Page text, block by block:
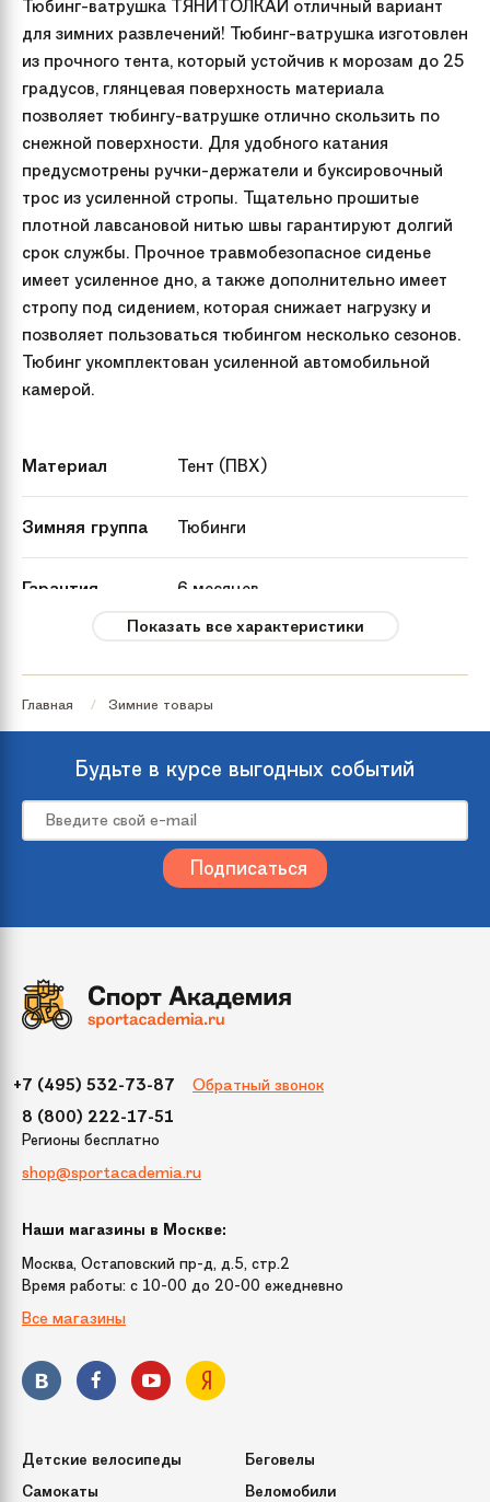
Тюбинг-ватрушка ТЯНИТОЛКАЙ отличный вариант
для зимних развлечений! Тюбинг-ватрушка изготовлен
из прочного тента, который устойчив к морозам до 25
градусов, глянцевая поверхность материала
позволяет тюбингу-ватрушке отлично скользить по
снежной поверхности. Для удобного катания
предусмотрены ручки-держатели и буксировочный
трос из усиленной стропы. Тщательно прошитые
плотной лавсановой нитью швы гарантируют долгий
срок службы. Прочное травмобезопасное сиденье
имеет усиленное дно, а также дополнительно имеет
стропу под сидением, которая снижает нагрузку и
позволяет пользоваться тюбингом несколько сезонов.
Тюбинг укомплектован усиленной автомобильной
камерой.
Материал Тент (ПВХ)
Зимняя группа Тюбинги
Гарантия 6 месяцев
Рекомендуемый
возраст
от 3 лет
Максимальная
нагрузка
до 100 кг
Россия
пакет с ручками, инструкция
Цвет
Бренд Тянитолкай
Модель "Russia" 100 см
Показать все характеристики
Главная Зимние товары
Будьте в курсе выгодных событий
+7 (495) 532-73-87 Обратный звонок
8 (800) 222-17-51
Регионы бесплатно
shop@sportacademia.ru
Наши магазины в Москве:
Москва, Остаповский пр-д, д.5, стр.2
Время работы: c 10-00 до 20-00 ежедневно
Все магазины
Детские велосипеды
Беговелы
Самокаты
Веломобили